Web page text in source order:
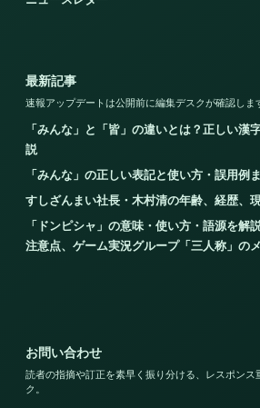
最新記事
速報アップデートは公開前に編集デスクが確認しま
「みんな」と「皆」の違いとは？正しい漢
説
「みんな」の正しい表記と使い方・誤用例
すしざんまい社長・木村清の年齢、経歴、
「ドンピシャ」の意味・使い方・語源を解
注意点、ゲーム実況グループ「三人称」の
お問い合わせ
読者の指摘や訂正を素早く振り分ける、レスポンス
ク。